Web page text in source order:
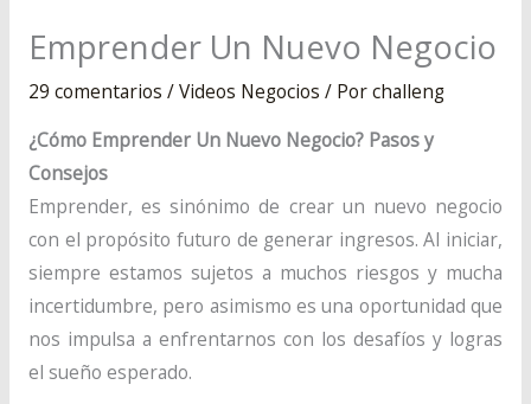
Emprender Un Nuevo Negocio
29 comentarios /Videos Negocios / Porchalleng
¿Cómo Emprender Un Nuevo Negocio? Pasos y
Consejos
Emprender, es sinónimo de crear un nuevo negocio
con el propósito futuro de generar ingresos. Al iniciar,
siempre estamos sujetos a muchos riesgos y mucha
incertidumbre, pero asimismo es una oportunidad que
nos impulsa a enfrentarnos con los desafíos y logras
el sueño esperado.